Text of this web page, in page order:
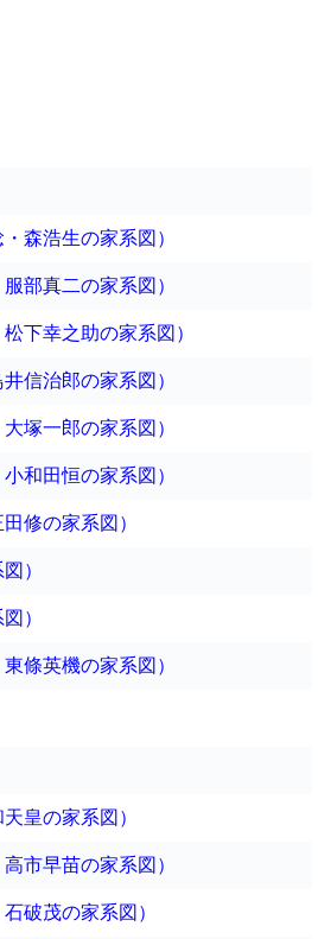
森浩生の家系図）
部真二の家系図）
下幸之助の家系図）
信治郎の家系図）
塚一郎の家系図）
和田恒の家系図）
修の家系図）
）
）
條英機の家系図）
皇の家系図）
市早苗の家系図）
破茂の家系図）